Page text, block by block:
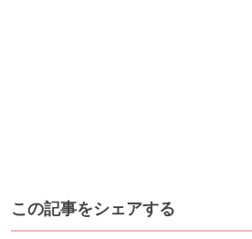
この記事をシェアする